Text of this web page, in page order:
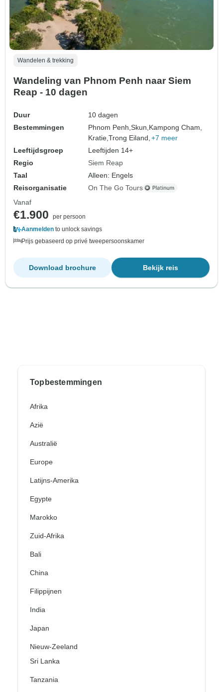
Wandelen & trekking
Wandeling van Phnom Penh naar Siem
Reap - 10 dagen
Duur
10 dagen
Bestemmingen
Phnom Penh,Skun, Kampong Cham,
Kratie,Trong Eiland, +7 meer
Leeftijdsgroep
Leeftijden 14+
Regio
Siem Reap
Taal
Alleen: Engels
Reisorganisatie
On The Go Tours
Vanaf
€1.900
per persoon
Aanmelden to unlock savings
Prijs gebaseerd op privé tweepersoonskamer
Bekijk reis
Download brochure
Topbestemmingen
Afrika
Azië
Australië
Europe
Latijns-Amerika
Egypte
Marokko
Zuid-Afrika
Bali
China
Filippijnen
India
Japan
Nieuw-Zeeland
Sri Lanka
Tanzania